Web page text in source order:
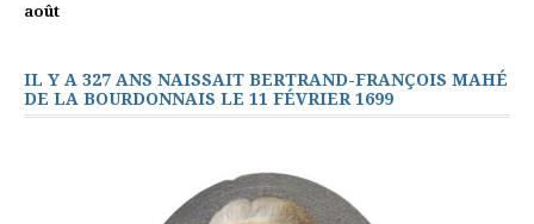
août
IL Y A 327 ANS NAISSAIT BERTRAND-FRANÇOIS MAHÉ
DE LA BOURDONNAIS LE 11 FÉVRIER 1699